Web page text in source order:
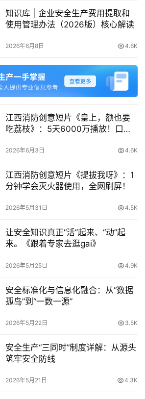
知识库 | 企业安全生产费用提取和
使用管理办法（2026版）核心解读
2026年6月8日 4.6K
江西消防创意短片《皇上，额也要
吃荔枝》：5天6000万播放！口诀
2026年6月3日 4.6K
江西消防创意短片《提拔我呀》：1
分钟学会灭火器使用，全网刷屏！
2026年5月31日 4.5K
让安全知识真正“活”起来、“动”起
来。《跟着专家去逛gai》
2026年5月25日 4.9K
安全标准化与信息化融合：从“数据
孤岛”到“一数一源”
2026年5月22日 3.5K
安全生产“三同时”制度详解：从源头
筑牢安全防线
2026年5月21日 4.3K